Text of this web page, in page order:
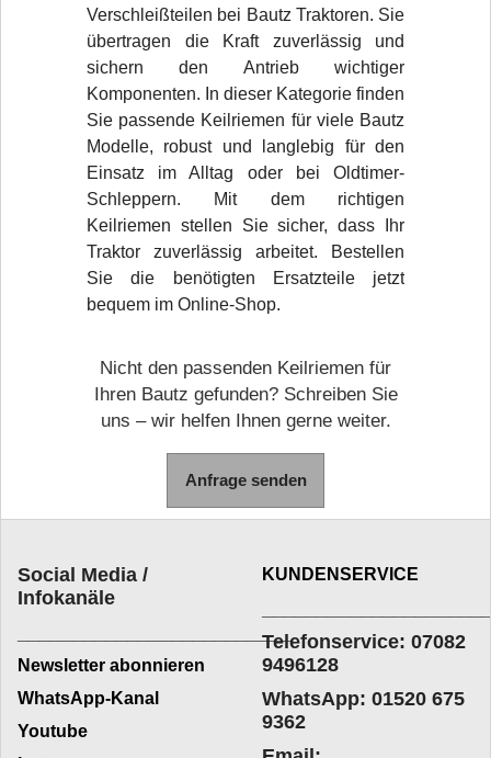
Verschleißteilen bei Bautz Traktoren. Sie
übertragen die Kraft zuverlässig und
sichern den Antrieb wichtiger
Komponenten. In dieser Kategorie finden
Sie passende Keilriemen für viele Bautz
Modelle, robust und langlebig für den
Einsatz im Alltag oder bei Oldtimer-
Schleppern. Mit dem richtigen
Keilriemen stellen Sie sicher, dass Ihr
Traktor zuverlässig arbeitet. Bestellen
Sie die benötigten Ersatzteile jetzt
bequem im Online-Shop.
Nicht den passenden Keilriemen für
Ihren Bautz gefunden? Schreiben Sie
uns – wir helfen Ihnen gerne weiter.
Anfrage senden
Social Media /
Infokanäle
_________________________
Newsletter abonnieren
WhatsApp-Kanal
Youtube
KUNDENSERVICE
Telefonservice: 07082
9496128
WhatsApp: 01520 675
9362